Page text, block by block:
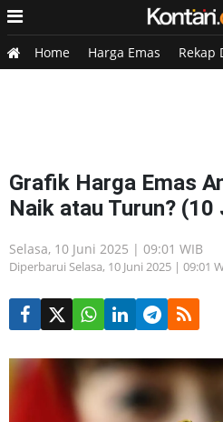
Home Harga Emas Rekap
Grafik Harga Emas
Naik atau Turun?
Selasa, 10 Juni 2025 | 09:01 WIB
Diperbarui Selasa, 10 Juni 2025 | 09:01